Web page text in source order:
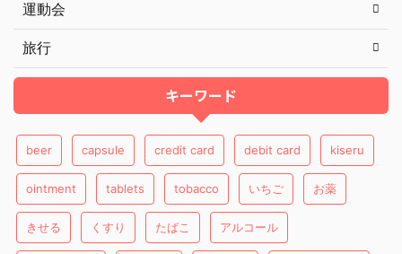
運動会
旅行
キーワード
beer capsule credit card debit card kiseru
ointment tablets tobacco いちご お薬
きせる くすり たばこ アルコール